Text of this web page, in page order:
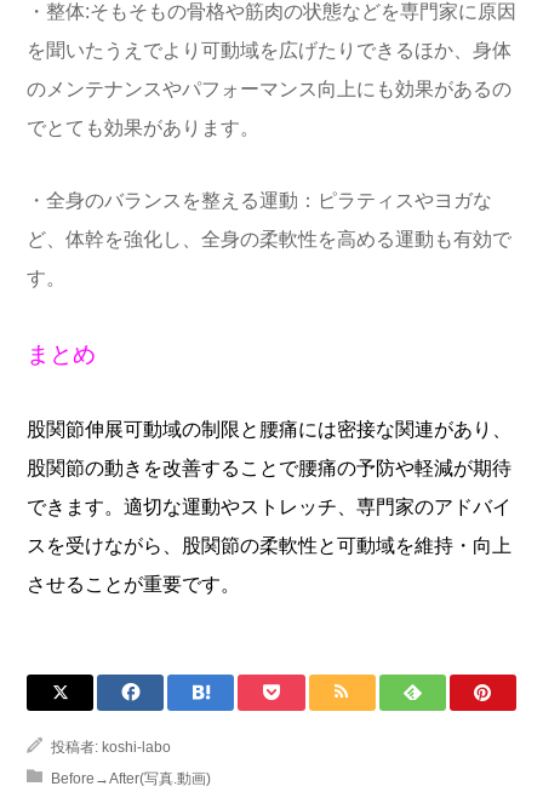
・整体:そもそもの骨格や筋肉の状態などを専門家に原因
を聞いたうえでより可動域を広げたりできるほか、身体
のメンテナンスやパフォーマンス向上にも効果があるの
でとても効果があります。
・全身のバランスを整える運動：ピラティスやヨガな
ど、体幹を強化し、全身の柔軟性を高める運動も有効で
す。
まとめ
股関節伸展可動域の制限と腰痛には密接な関連があり、
股関節の動きを改善することで腰痛の予防や軽減が期待
できます。適切な運動やストレッチ、専門家のアドバイ
スを受けながら、股関節の柔軟性と可動域を維持・向上
させることが重要です。
投稿者: koshi-labo
Before→After(写真.動画)